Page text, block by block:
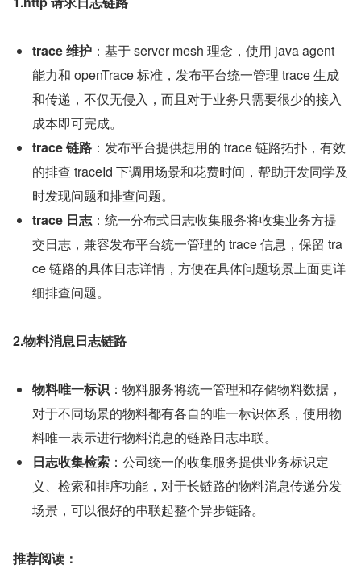
trace 维护 ：基于 server mesh 理念，使用 java agent
能力和 openTrace 标准，发布平台统一管理 trace 生成
和传递，不仅无侵入，而且对于业务只需要很少的接入
成本即可完成。
trace 链路 ：发布平台提供想用的 trace 链路拓扑，有效
的排查 traceId 下调用场景和花费时间，帮助开发同学及
时发现问题和排查问题。
trace 日志：统一分布式日志收集服务将收集业务方提
交日志，兼容发布平台统一管理的 trace 信息，保留 tra
ce 链路的具体日志详情，方便在具体问题场景上面更详
细排查问题。
2.物料消息日志链路
物料唯一标识 ：物料服务将统一管理和存储物料数据，
对于不同场景的物料都有各自的唯一标识体系，使用物
料唯一表示进行物料消息的链路日志串联。
日志收集检索 ：公司统一的收集服务提供业务标识定
义、检索和排序功能，对于长链路的物料消息传递分发
场景，可以很好的串联起整个异步链路。
推荐阅读：